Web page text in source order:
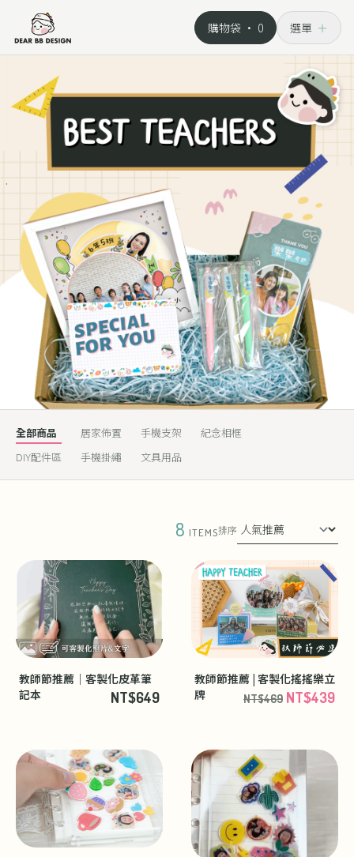
購物袋 · 0 選單 ＋
全部商品
DIY配件區
居家佈置
手機掛繩
手機支架
文具用品
紀念相框
8 ITEMS排序
教師節推薦｜客製化皮革筆
記本
NT$649
教師節推薦 | 客製化搖搖樂立
牌
NT$469 NT$439